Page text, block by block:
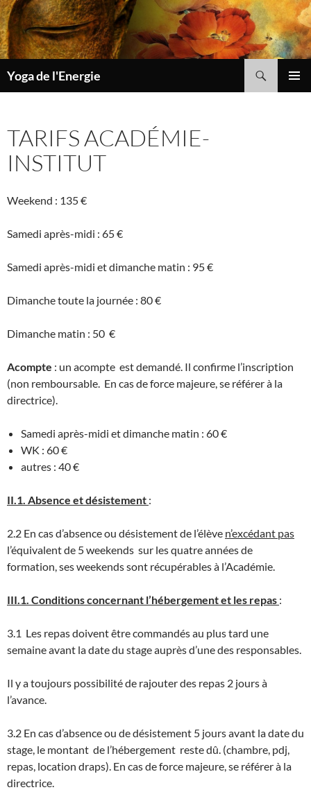
Aller
au
contenu
Yoga de l'Energie
TARIFS ACADÉMIE-
INSTITUT
Weekend : 135 €
Samedi après-midi : 65 €
Samedi après-midi et dimanche matin : 95 €
Dimanche toute la journée : 80 €
Dimanche matin : 50 €
Acompte : un acompte est demandé. Il confirme l’inscription
(non remboursable. En cas de force majeure, se référer à la
directrice).
Samedi après-midi et dimanche matin : 60 €
WK : 60 €
autres : 40 €
II.1. Absence et désistement :
2.2 En cas d’absence ou désistement de l’élève n’excédant pas
l’équivalent de 5 weekends sur les quatre années de
formation, ses weekends sont récupérables à l’Académie.
III.1. Conditions concernant l’hébergement et les repas :
3.1 Les repas doivent être commandés au plus tard une
semaine avant la date du stage auprès d’une des responsables.
Il y a toujours possibilité de rajouter des repas 2 jours à
l’avance.
3.2 En cas d’absence ou de désistement 5 jours avant la date du
stage, le montant de l’hébergement reste dû. (chambre, pdj,
repas, location draps). En cas de force majeure, se référer à la
directrice.